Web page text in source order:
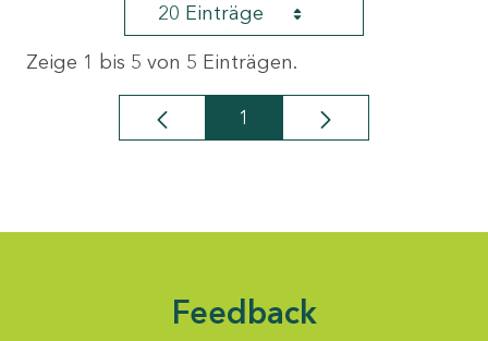
20 Einträge
Zeige 1 bis 5 von 5 Einträgen.
Seite
1
Feedback